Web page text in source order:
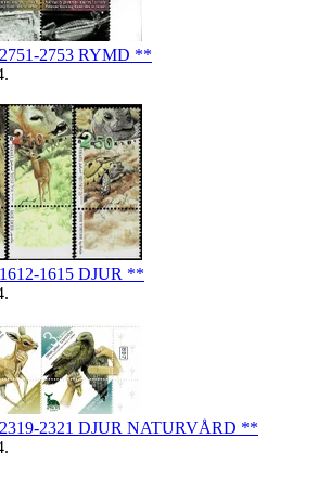
2753 RYMD **
.
1615 DJUR **
.
2321 DJUR NATURVÅRD **
.